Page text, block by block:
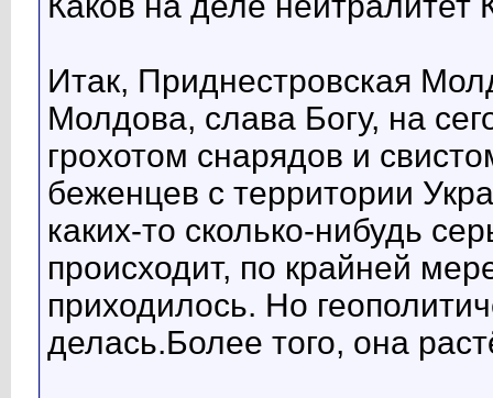
Итак, Приднестровская
Молдова, слава Богу, на
грохотом снарядов и
беженцев с территории
каких-то сколько-нибудь
происходит, по крайней
приходилось. Но
делась.Более того, она